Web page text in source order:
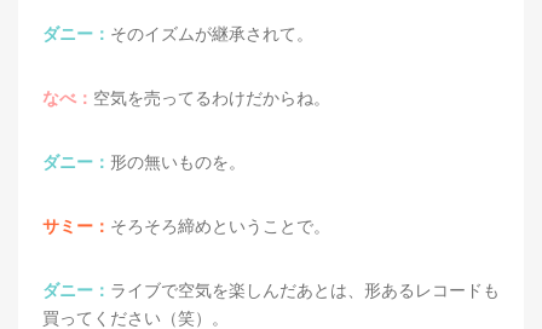
ダニー： そのイズムが継承されて。
なべ： 空気を売ってるわけだからね。
ダニー： 形の無いものを。
サミー： そろそろ締めということで。
ダニー： ライブで空気を楽しんだあとは、形あるレコードも
買ってください（笑）。